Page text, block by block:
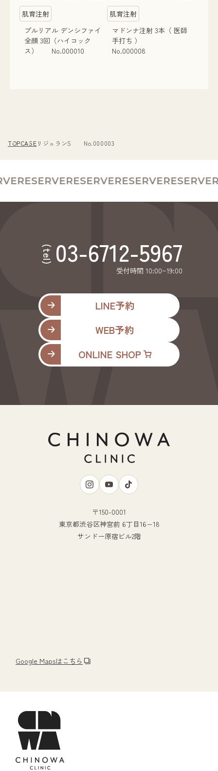
肌育注射
プルリアル デンシファイ
全顔 3回（ハイコック
ス） No.000010
肌育注射
マドンナ注射 3本（ 医師
手打ち ）
No.000008
TOPCASE リジュランS No.000003
RESERVERESERVERESERVERESERVE
(tel) 03-6712-5967
受付時間 10:00~19:00
LINE予約
WEB予約
ONLINE SHOP
Google Mapsはこちら
〒150-0001
東京都渋谷区神宮前 6丁目16−18
サンドー原宿ビル2階